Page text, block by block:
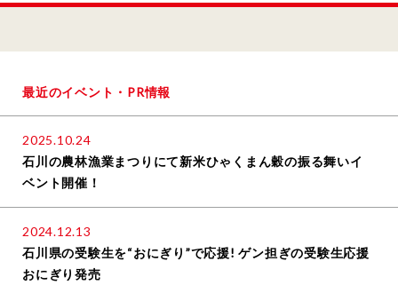
最近のイベント・PR情報
2025.10.24
石川の農林漁業まつりにて新米ひゃくまん穀の振る舞いイ
ベント開催！
2024.12.13
石川県の受験生を“おにぎり”で応援! ゲン担ぎの受験生応援
おにぎり発売